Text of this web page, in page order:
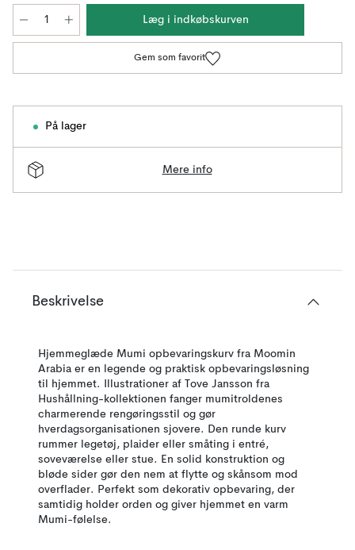
Læg i indkøbskurven
Gem som favorit
På lager
Mere info
Beskrivelse
Hjemmeglæde Mumi opbevaringskurv fra Moomin
Arabia er en legende og praktisk opbevaringsløsning
til hjemmet. Illustrationer af Tove Jansson fra
Hushållning-kollektionen fanger mumitroldenes
charmerende rengøringsstil og gør
hverdagsorganisationen sjovere. Den runde kurv
rummer legetøj, plaider eller småting i entré,
soveværelse eller stue. En solid konstruktion og
bløde sider gør den nem at flytte og skånsom mod
overflader. Perfekt som dekorativ opbevaring, der
samtidig holder orden og giver hjemmet en varm
Mumi-følelse.